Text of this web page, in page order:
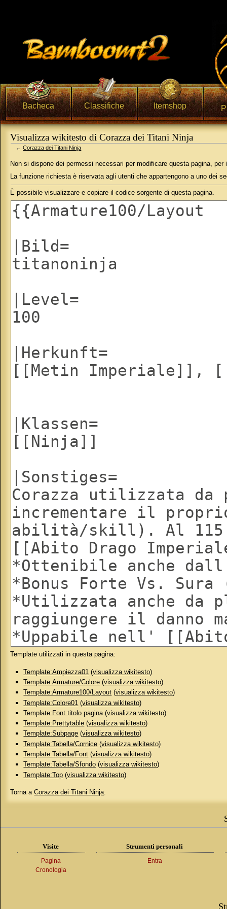
Bacheca Classifiche Itemshop
Visualizza wikitesto di Corazza dei Titani Ninja
←Corazza dei Titani Ninja
Non si dispone dei permessi necessari per modificare questa pagina, per
La funzione richiesta è riservata agli utenti che appartengono a uno dei
È possibile visualizzare e copiare il codice sorgente di questa pagina.
Template utilizzati in questa pagina:
Template:Ampiezza01 (visualizza wikitesto)
Template:Armature/Colore (visualizza wikitesto)
Template:Armature100/Layout (visualizza wikitesto)
Template:Colore01 (visualizza wikitesto)
Template:Font titolo pagina (visualizza wikitesto)
Template:Prettytable (visualizza wikitesto)
Template:Subpage (visualizza wikitesto)
Template:Tabella/Cornice (visualizza wikitesto)
Template:Tabella/Font (visualizza wikitesto)
Template:Tabella/Sfondo (visualizza wikitesto)
Template:Top (visualizza wikitesto)
Torna aCorazza dei Titani Ninja.
Visite
Pagina
Cronologia
Strumenti personali
Entra